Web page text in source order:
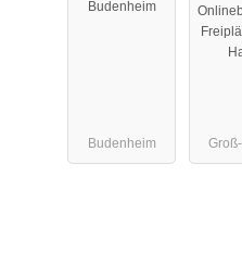
Budenheim
Budenheim